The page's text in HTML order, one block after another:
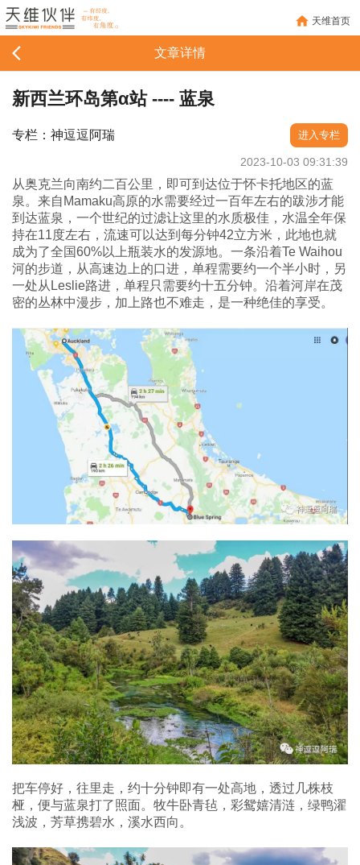
天维首页
文章详情
新西兰环岛第α站 ---- 蓝泉
专栏：神逗逗阿瑞 进入专栏
2023-10-03 09:31:39
从奥克兰向南约二百公里，即可到达位于怀卡托地区的蓝
泉。来自Mamaku高原的水需要经过一百年左右的跋涉才能
到达蓝泉，一个世纪的过滤让这里的水质极佳，水温全年保
持在11度左右，流速可以达到每分钟42立方米，此地也就
成为了全国60%以上瓶装水的发源地。一条沿着Te Waihou
河的步道，从高速边上的口进，单程需要约一个半小时，另
一处从Leslie路进，单程只需要约十五分钟。沿着河岸在茂
密的丛林中漫步，加上路也不难走，是一种绝佳的享受。
把车停好，往里走，约十分钟即有一处高地，透过几株枝
桠，便与蓝泉打了照面。牧牛卧青毡，彩鸳嬉清涟，绿鸭濯
浅波，芳草携碧水，溪水西向。